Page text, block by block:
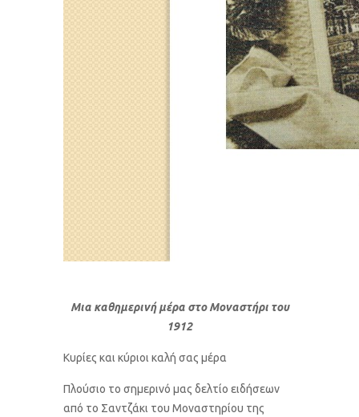
Μια καθημερινή μέρα στο Μοναστήρι του
1912
Κυρίες και κύριοι καλή σας μέρα
Πλούσιο το σημερινό μας δελτίο ειδήσεων
από το Σαντζάκι του Μοναστηρίου της